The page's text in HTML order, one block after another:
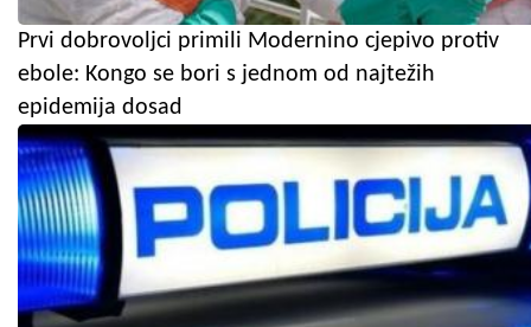
Prvi dobrovoljci primili Modernino cjepivo protiv
ebole: Kongo se bori s jednom od najtežih
epidemija dosad